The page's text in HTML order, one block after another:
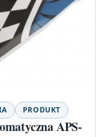
PRODUKT
APS-